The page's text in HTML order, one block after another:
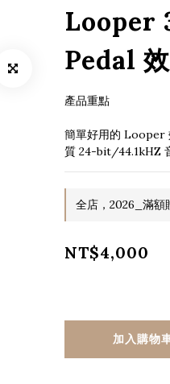
Looper
Pedal
產品重點
簡單好用的 Looper
質 24-bit/44.1kHZ
全店，2026_滿
NT$4,000
加入購物